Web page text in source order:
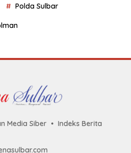
Polda Sulbar
Media Siber Indeks Berita